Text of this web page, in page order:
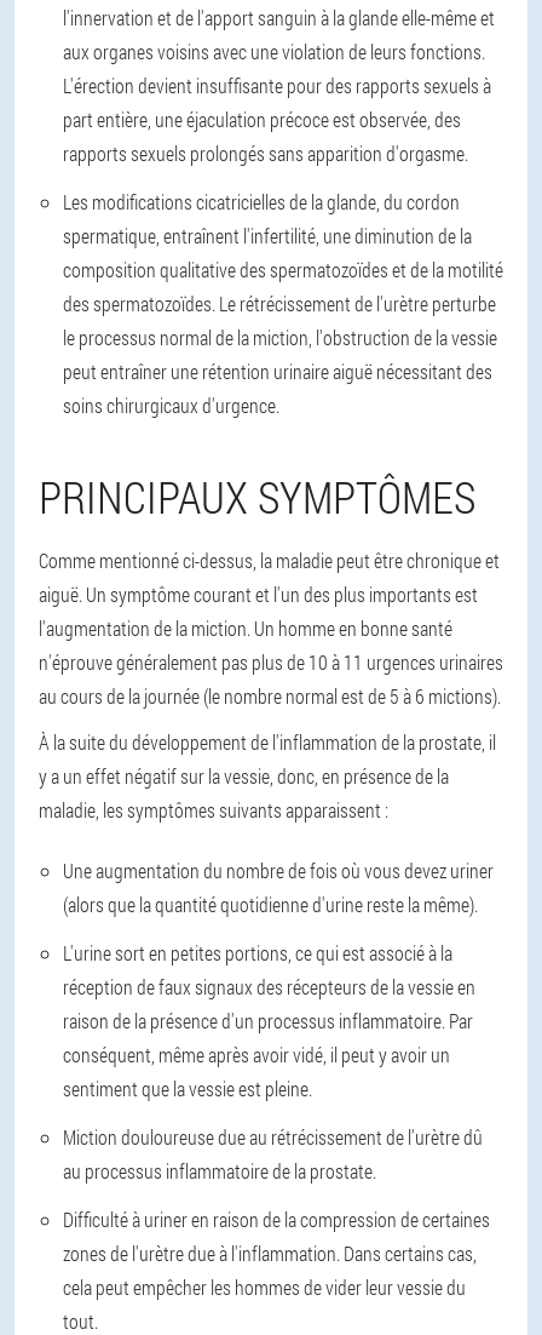
l'innervation et de l'apport sanguin à la glande elle-même et
aux organes voisins avec une violation de leurs fonctions.
L'érection devient insuffisante pour des rapports sexuels à
part entière, une éjaculation précoce est observée, des
rapports sexuels prolongés sans apparition d'orgasme.
Les modifications cicatricielles de la glande, du cordon
spermatique, entraînent l'infertilité, une diminution de la
composition qualitative des spermatozoïdes et de la motilité
des spermatozoïdes. Le rétrécissement de l'urètre perturbe
le processus normal de la miction, l'obstruction de la vessie
peut entraîner une rétention urinaire aiguë nécessitant des
soins chirurgicaux d'urgence.
PRINCIPAUX SYMPTÔMES
Comme mentionné ci-dessus, la maladie peut être chronique et
aiguë. Un symptôme courant et l'un des plus importants est
l'augmentation de la miction. Un homme en bonne santé
n'éprouve généralement pas plus de 10 à 11 urgences urinaires
au cours de la journée (le nombre normal est de 5 à 6 mictions).
À la suite du développement de l'inflammation de la prostate, il
y a un effet négatif sur la vessie, donc, en présence de la
maladie, les symptômes suivants apparaissent :
Une augmentation du nombre de fois où vous devez uriner
(alors que la quantité quotidienne d'urine reste la même).
L'urine sort en petites portions, ce qui est associé à la
réception de faux signaux des récepteurs de la vessie en
raison de la présence d'un processus inflammatoire. Par
conséquent, même après avoir vidé, il peut y avoir un
sentiment que la vessie est pleine.
Miction douloureuse due au rétrécissement de l'urètre dû
au processus inflammatoire de la prostate.
Difficulté à uriner en raison de la compression de certaines
zones de l'urètre due à l'inflammation. Dans certains cas,
cela peut empêcher les hommes de vider leur vessie du
tout.